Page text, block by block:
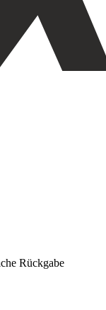
Rückgabe